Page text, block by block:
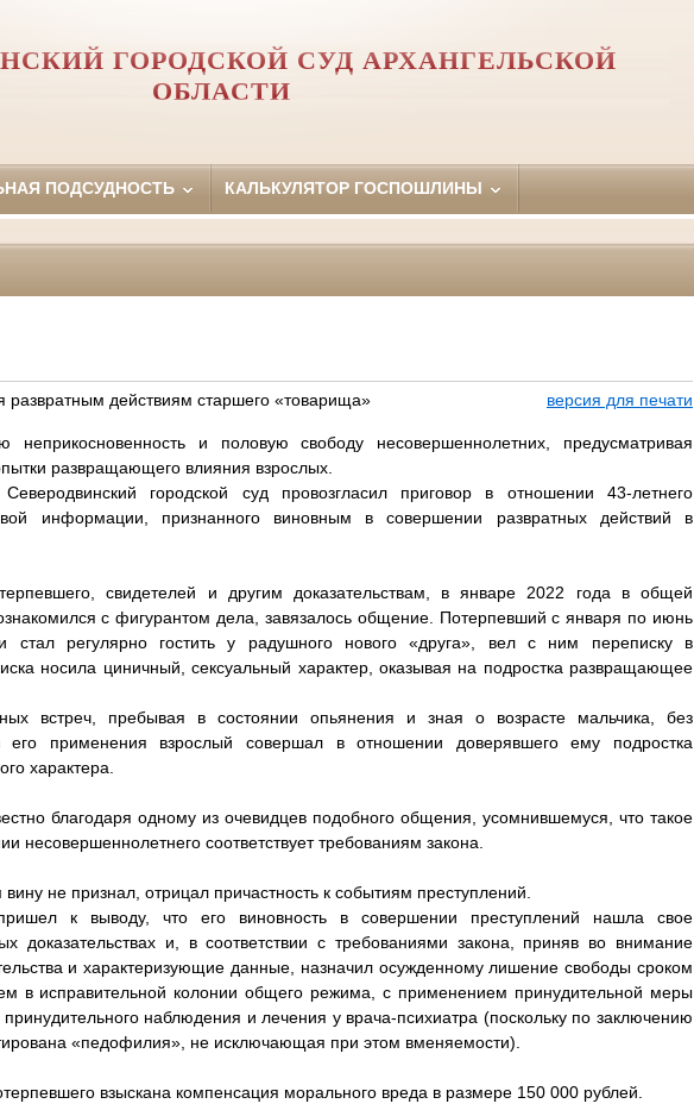
ГОРОДСКОЙ СУД АРХАНГЕЛЬСКОЙ
ОБЛАСТИ
ПОДСУДНОСТЬ КАЛЬКУЛЯТОР ГОСПОШЛИНЫ
развратным действиям старшего «товарища»
версия для печати
неприкосновенность и половую свободу несовершеннолетних, предусматривая
развращающего влияния взрослых.
городской суд провозгласил приговор в отношении 43-летнего
информации, признанного виновным в совершении развратных действий в
свидетелей и другим доказательствам, в январе 2022 года в общей
с фигурантом дела, завязалось общение. Потерпевший с января по июнь
стал регулярно гостить у радушного нового «друга», вел с ним переписку в
носила циничный, сексуальный характер, оказывая на подростка развращающее
встреч, пребывая в состоянии опьянения и зная о возрасте мальчика, без
применения взрослый совершал в отношении доверявшего ему подростка
характера.
благодаря одному из очевидцев подобного общения, усомнившемуся, что такое
несовершеннолетнего соответствует требованиям закона.
не признал, отрицал причастность к событиям преступлений.
к выводу, что его виновность в совершении преступлений нашла свое
доказательствах и, в соответствии с требованиями закона, приняв во внимание
и характеризующие данные, назначил осужденному лишение свободы сроком
в исправительной колонии общего режима, с применением принудительной меры
наблюдения и лечения у врача-психиатра (поскольку по заключению
«педофилия», не исключающая при этом вменяемости).
взыскана компенсация морального вреда в размере 150 000 рублей.